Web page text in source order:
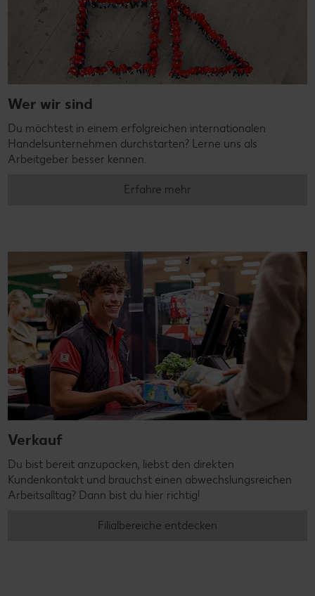
Wer wir sind
Du möchtest in einem erfolgreichen internationalen
Handelsunternehmen durchstarten? Lerne uns als
Arbeitgeber besser kennen.
Erfahre mehr
Verkauf
Du bist bereit anzupacken, liebst den direkten
Kundenkontakt und brauchst einen abwechslungsreichen
Arbeitsalltag? Dann bist du hier richtig!
Filialbereiche entdecken